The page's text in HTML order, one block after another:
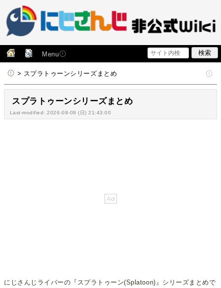
Menu
> スプラトゥーンシリーズまとめ
スプラトゥーンシリーズまとめ
Last-modified: 2026-08-09 (日) 21:43:00
にじさんじライバーの『スプラトゥーン(Splatoon)』シリーズまとめで